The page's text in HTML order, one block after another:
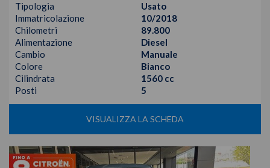
Tipologia
Usato
Immatricolazione
10/2018
Chilometri
89.800
Alimentazione
Diesel
Cambio
Manuale
Colore
Bianco
Cilindrata
1560 cc
Posti
5
VISUALIZZA LA SCHEDA